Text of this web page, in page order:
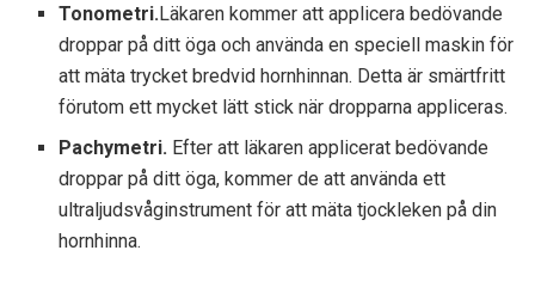
Tonometri.Läkaren kommer att applicera bedövande
droppar på ditt öga och använda en speciell maskin för
att mäta trycket bredvid hornhinnan. Detta är smärtfritt
förutom ett mycket lätt stick när dropparna appliceras.
Pachymetri. Efter att läkaren applicerat bedövande
droppar på ditt öga, kommer de att använda ett
ultraljudsvåginstrument för att mäta tjockleken på din
hornhinna.